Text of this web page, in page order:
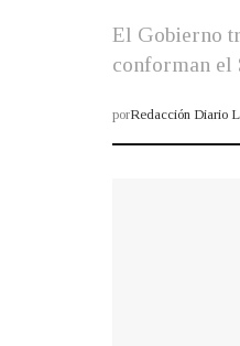
El Gobierno
conforman el
porRedacción Diario